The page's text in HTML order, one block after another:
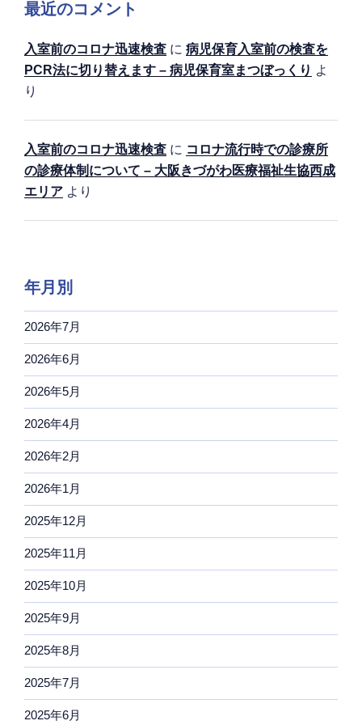
最近のコメント
入室前のコロナ迅速検査 に 病児保育入室前の検査を
PCR法に切り替えます – 病児保育室まつぼっくり よ
り
入室前のコロナ迅速検査 に コロナ流行時での診療所
の診療体制について – 大阪きづがわ医療福祉生協西成
エリア より
年月別
2026年7月
2026年6月
2026年5月
2026年4月
2026年2月
2026年1月
2025年12月
2025年11月
2025年10月
2025年9月
2025年8月
2025年7月
2025年6月